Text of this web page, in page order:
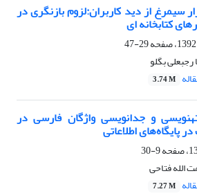
سیمرغ از دید کاربران:لزوم بازنگری در
کتابخانه ای
29-47
بگلو
3.74 M
تحلیل چالشهای پیوسته‎نویسی و جدانویسی واژگان فارسی در
پایگاه‌های اطلاعاتی
9-30
فتاحی
7.27 M